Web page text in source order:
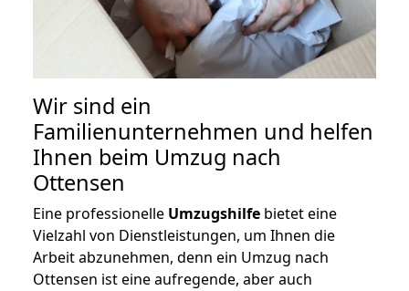
Wir sind ein
Familienunternehmen und helfen
Ihnen beim Umzug nach
Ottensen
Eine professionelle Umzugshilfe bietet eine
Vielzahl von Dienstleistungen, um Ihnen die
Arbeit abzunehmen, denn ein Umzug nach
Ottensen ist eine aufregende, aber auch